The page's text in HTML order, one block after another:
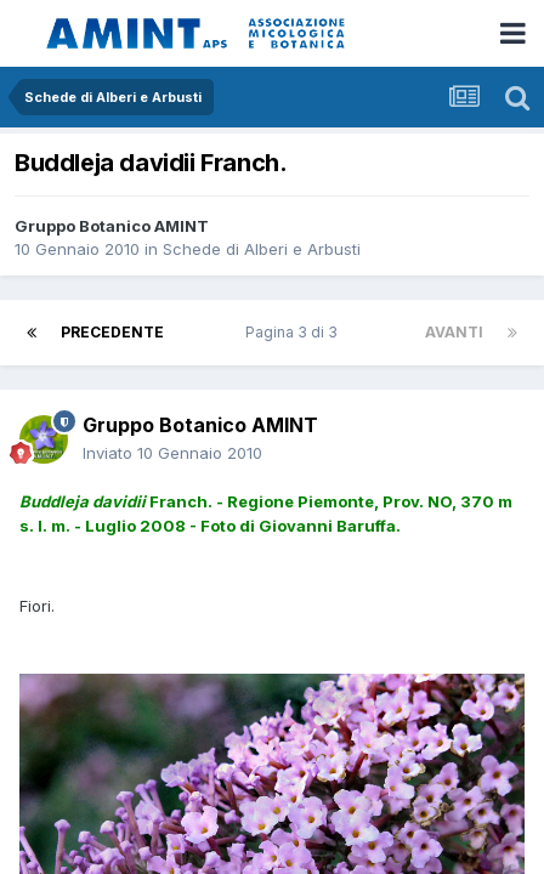
Schede di Alberi e Arbusti
Buddleja davidii Franch.
Gruppo Botanico AMINT
10 Gennaio 2010 in Schede di Alberi e Arbusti
PRECEDENTE AVANTI
Pagina 3 di 3
Gruppo Botanico AMINT
Inviato 10 Gennaio 2010
Buddleja davidiiFranch. - Regione Piemonte, Prov. NO, 370 m
s. l. m. - Luglio 2008 - Foto di Giovanni Baruffa.
Fiori.